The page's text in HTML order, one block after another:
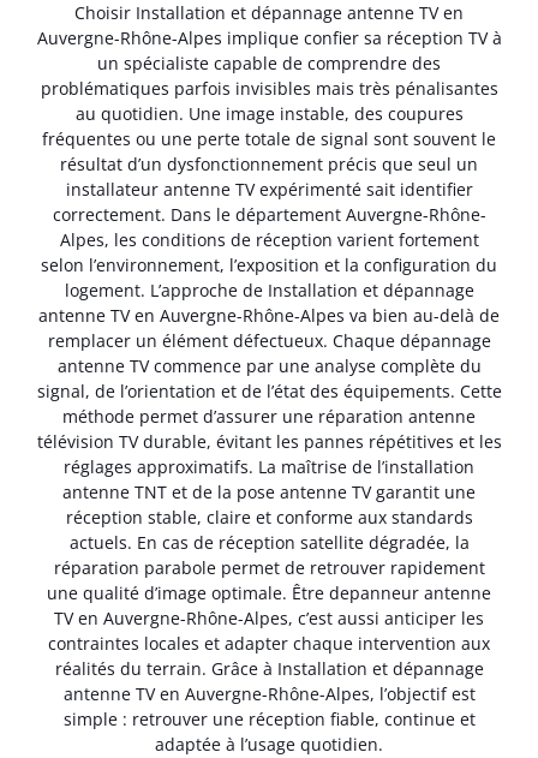
Choisir Installation et dépannage antenne TV en
Auvergne-Rhône-Alpes implique confier sa réception TV à
un spécialiste capable de comprendre des
problématiques parfois invisibles mais très pénalisantes
au quotidien. Une image instable, des coupures
fréquentes ou une perte totale de signal sont souvent le
résultat d’un dysfonctionnement précis que seul un
installateur antenne TV expérimenté sait identifier
correctement. Dans le département Auvergne-Rhône-
Alpes, les conditions de réception varient fortement
selon l’environnement, l’exposition et la configuration du
logement. L’approche de Installation et dépannage
antenne TV en Auvergne-Rhône-Alpes va bien au-delà de
remplacer un élément défectueux. Chaque dépannage
antenne TV commence par une analyse complète du
signal, de l’orientation et de l’état des équipements. Cette
méthode permet d’assurer une réparation antenne
télévision TV durable, évitant les pannes répétitives et les
réglages approximatifs. La maîtrise de l’installation
antenne TNT et de la pose antenne TV garantit une
réception stable, claire et conforme aux standards
actuels. En cas de réception satellite dégradée, la
réparation parabole permet de retrouver rapidement
une qualité d’image optimale. Être depanneur antenne
TV en Auvergne-Rhône-Alpes, c’est aussi anticiper les
contraintes locales et adapter chaque intervention aux
réalités du terrain. Grâce à Installation et dépannage
antenne TV en Auvergne-Rhône-Alpes, l’objectif est
simple : retrouver une réception fiable, continue et
adaptée à l’usage quotidien.